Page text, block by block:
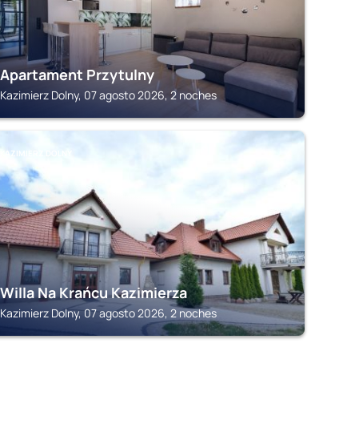
Apartament Przytulny
Kazimierz Dolny, 07 agosto 2026, 2 noches
KAZIMIERZ DOLNY
Willa Na Krańcu Kazimierza
Kazimierz Dolny, 07 agosto 2026, 2 noches